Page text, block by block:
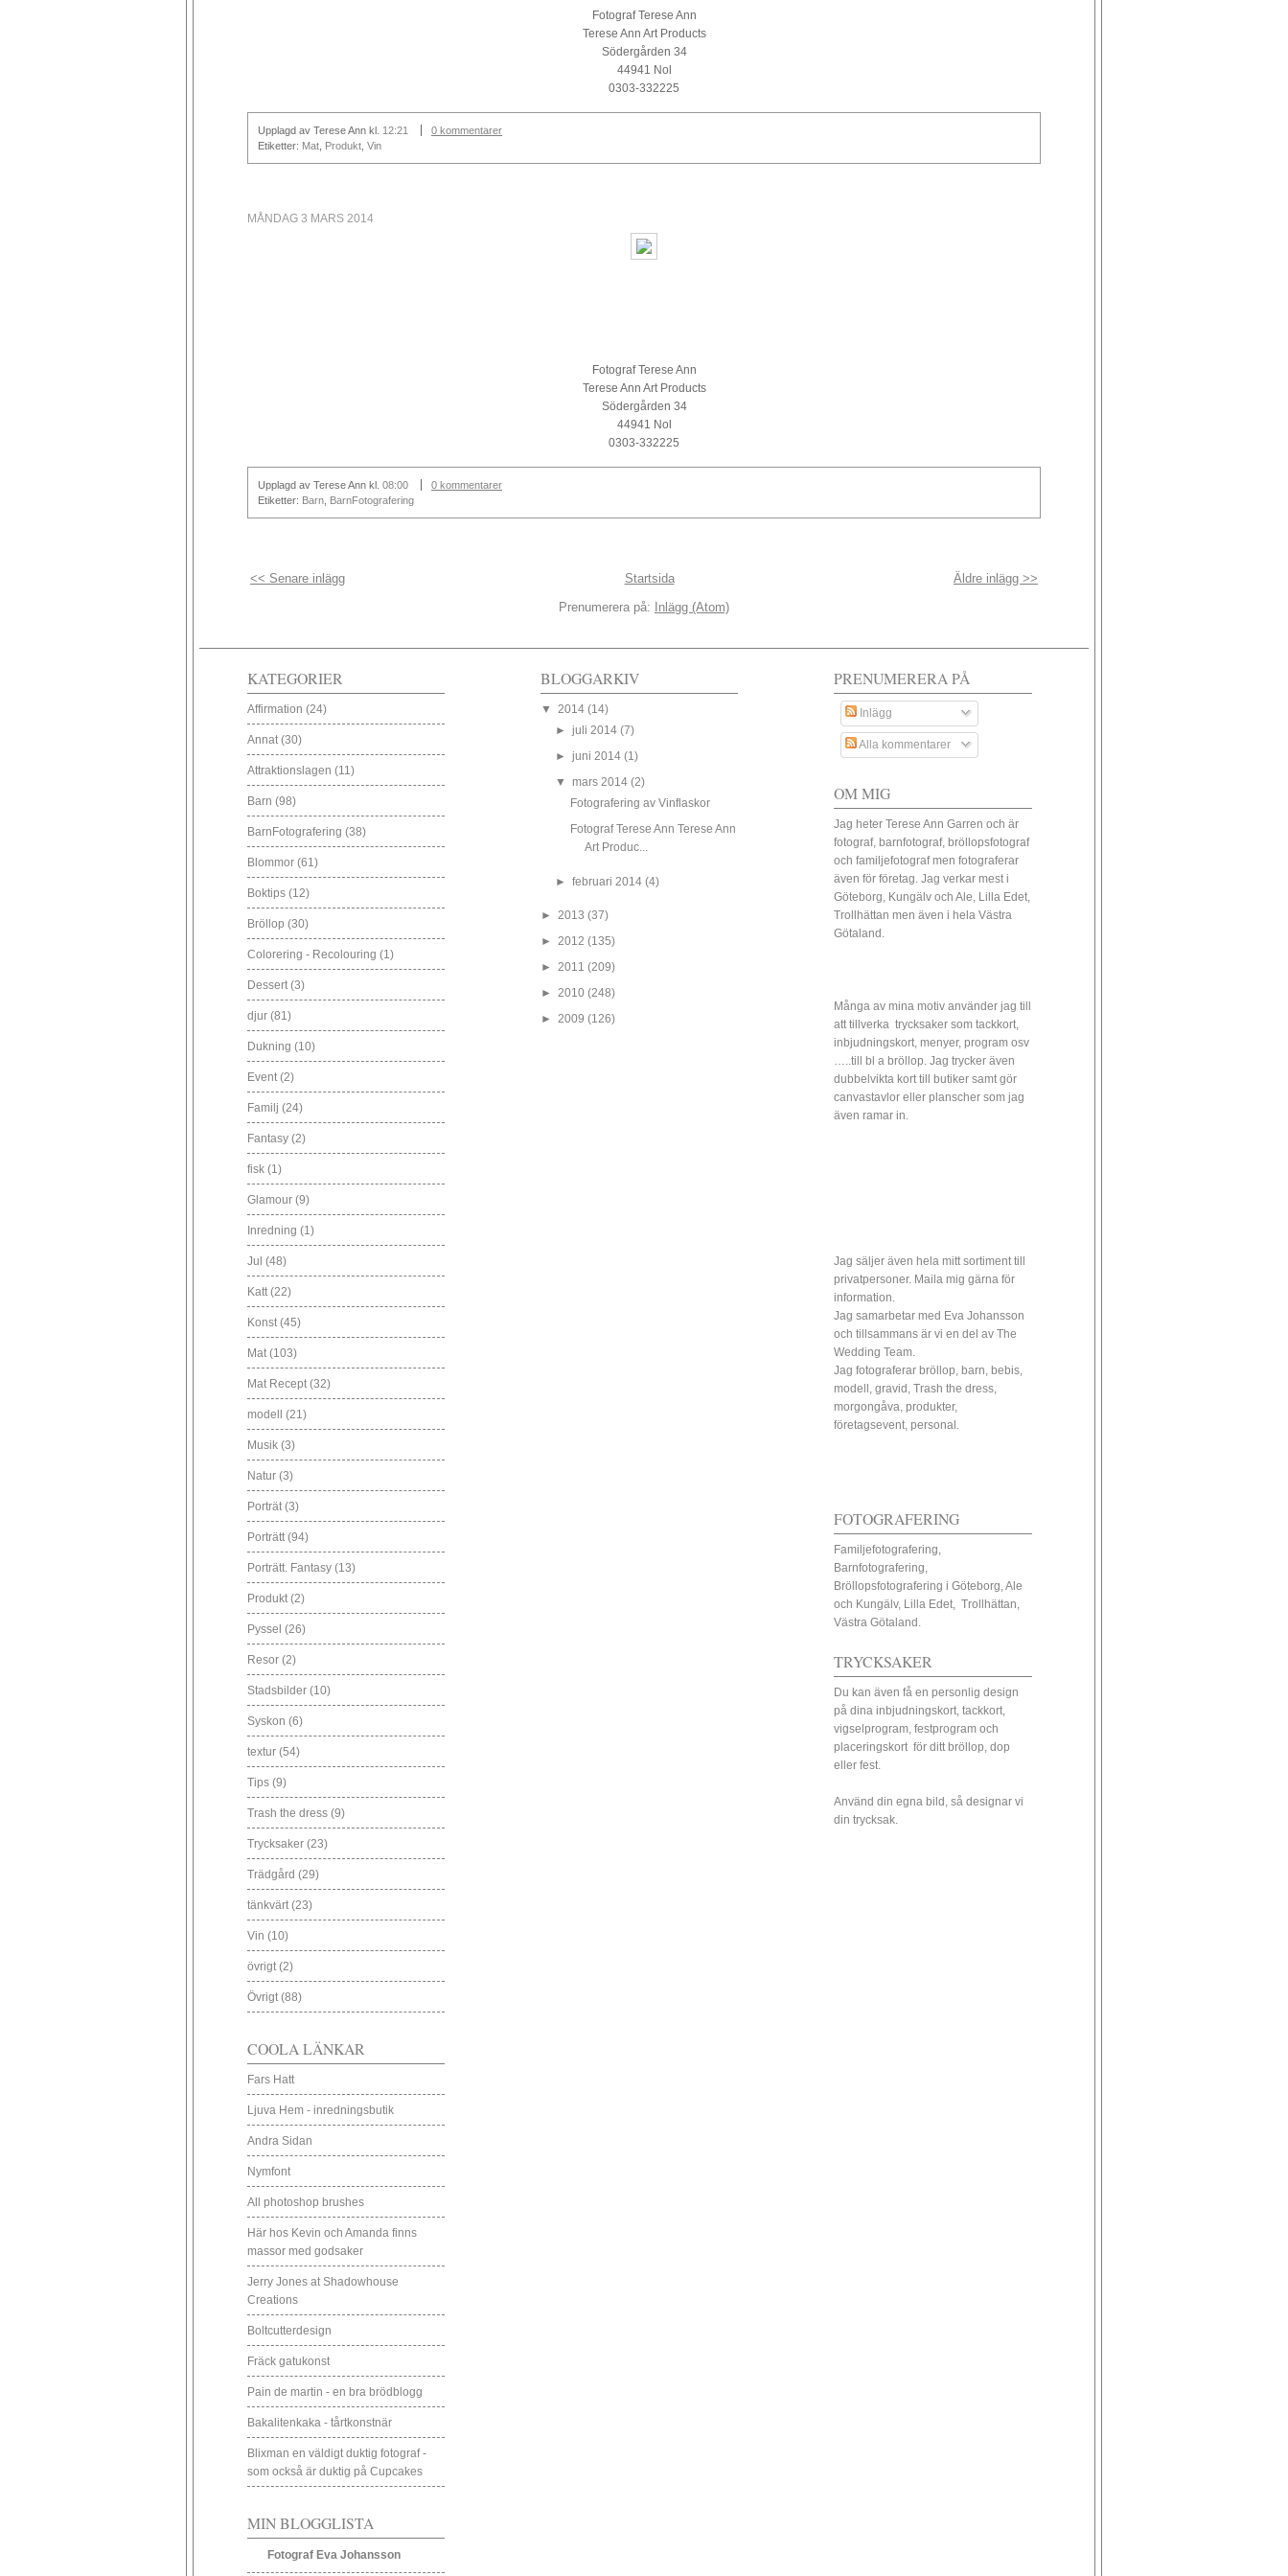
Fotograf Terese Ann
Terese Ann Art Products
Södergården 34
44941 Nol
0303-332225
Upplagd av Terese Ann kl. 12:21
0 kommentarer
Etiketter: Mat Produkt Vin
MÅNDAG 3 MARS 2014
Fotograf Terese Ann
Terese Ann Art Products
Södergården 34
44941 Nol
0303-332225
Upplagd av Terese Ann kl. 08:00
0 kommentarer
Etiketter: Barn BarnFotografering
<< Senare inlägg Äldre inlägg >>
Startsida
Prenumerera på:
Inlägg (Atom)
KATEGORIER
Affirmation (24)
Annat (30)
Attraktionslagen (11)
Barn (98)
BarnFotografering (38)
Blommor (61)
Boktips (12)
Bröllop (30)
Colorering - Recolouring (1)
Dessert (3)
djur (81)
Dukning (10)
Event (2)
Familj (24)
Fantasy (2)
fisk (1)
Glamour (9)
Inredning (1)
Jul (48)
Katt (22)
Konst (45)
Mat (103)
Mat Recept (32)
modell (21)
Musik (3)
Natur (3)
Porträt (3)
Porträtt (94)
Porträtt. Fantasy (13)
Produkt (2)
Pyssel (26)
Resor (2)
Stadsbilder (10)
Syskon (6)
textur (54)
Tips (9)
Trash the dress (9)
Trycksaker (23)
Trädgård (29)
tänkvärt (23)
Vin (10)
övrigt (2)
Övrigt (88)
COOLA LÄNKAR
Fars Hatt
Ljuva Hem - inredningsbutik
Andra Sidan
Nymfont
All photoshop brushes
Här hos Kevin och Amanda finns
massor med godsaker
Jerry Jones at Shadowhouse
Creations
Boltcutterdesign
Fräck gatukonst
Pain de martin - en bra brödblogg
Bakalitenkaka - tårtkonstnär
Blixman en väldigt duktig fotograf -
som också är duktig på Cupcakes
MIN BLOGGLISTA
Fotograf Eva Johansson
BLOGGARKIV
▼2014(14)
►juli 2014(7)
►juni 2014(1)
▼mars 2014(2)
Fotografering av Vinflaskor
Fotograf Terese Ann Terese Ann
Art Produc...
►februari 2014(4)
► 2013(37)
► 2012(135)
►2011(209)
►2010(248)
►2009(126)
PRENUMERERA PÅ
Inlägg
Alla kommentarer
OM MIG
Jag heter Terese Ann Garren och är
fotograf, barnfotograf, bröllopsfotograf
och familjefotograf men fotograferar
även för företag. Jag verkar mest i
Göteborg, Kungälv och Ale, Lilla Edet,
Trollhättan men även i hela Västra
Götaland.
Många av mina motiv använder jag till
att tillverka trycksaker som tackkort,
inbjudningskort, menyer, program osv
…..till bl a bröllop. Jag trycker även
dubbelvikta kort till butiker samt gör
canvastavlor eller planscher som jag
även ramar in.
Jag säljer även hela mitt sortiment till
privatpersoner. Maila mig gärna för
information.
Jag samarbetar med Eva Johansson
och tillsammans är vi en del av The
Wedding Team.
Jag fotograferar bröllop, barn, bebis,
modell, gravid, Trash the dress,
morgongåva, produkter,
företagsevent, personal.
FOTOGRAFERING
Familjefotografering,
Barnfotografering,
Bröllopsfotografering i Göteborg, Ale
och Kungälv, Lilla Edet, Trollhättan,
Västra Götaland.
TRYCKSAKER
Du kan även få en personlig design
på dina inbjudningskort, tackkort,
vigselprogram, festprogram och
placeringskort för ditt bröllop, dop
eller fest.
Använd din egna bild, så designar vi
din trycksak.